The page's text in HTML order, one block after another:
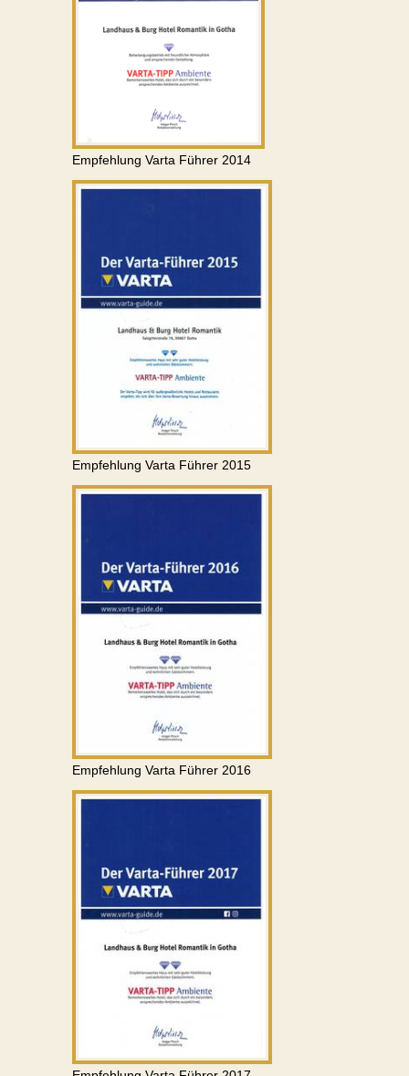
Empfehlung Varta Führer 2014
Empfehlung Varta Führer 2015
Empfehlung Varta Führer 2016